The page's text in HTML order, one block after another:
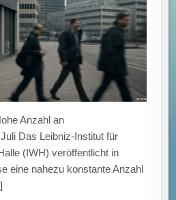
Anzahl an
Das Leibniz-Institut für
(IWH) veröffentlicht in
eine nahezu konstante Anzahl